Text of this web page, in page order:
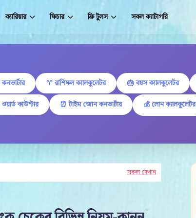
ক্যারিয়ার ফিচার ফ্রি টুলস সকল ক্যাটাগরি
♈ রাশিফল ক্যালকুলেটর 🎂 বয়স ক্যালকুলেটর
কাউন্টার ⏰ টাইম জোন কনভার্টার 💰 লোন ক্যালকুলেটর
সকল দেখান